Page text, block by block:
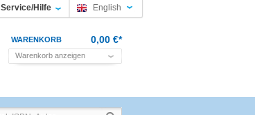
Service/Hilfe English
WARENKORB 0,00 €*
Warenkorb anzeigen